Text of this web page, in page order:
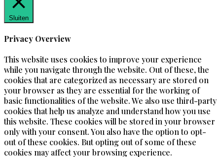
Sluiten
Privacy Overview
This website uses cookies to improve your experience
while you navigate through the website. Out of these, the
cookies that are categorized as necessary are stored on
your browser as they are essential for the working of
basic functionalities of the website. We also use third-party
cookies that help us analyze and understand how you use
this website. These cookies will be stored in your browser
only with your consent. You also have the option to opt-
out of these cookies. But opting out of some of these
cookies may affect your browsing experience.